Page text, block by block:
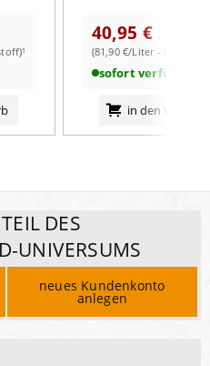
40,95 €
(81,90 €/Liter - ohne
sofort verfügbar
in den
DES
UNIVERSUMS
neues Kundenkonto
anlegen